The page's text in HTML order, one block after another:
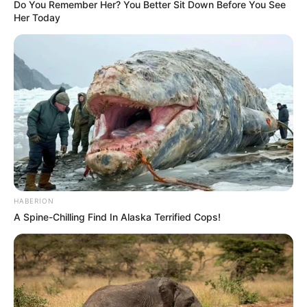
ΙΝΔΟΝΗΣΙΑ, ΘΑ ΓΙΝΕΙ ΜΕΓΑΛΟΣ ΣΕΙΣΜΟΣ. ΣΤΗΝ ΑΦΡΙΚΗ.
ΘΑ ΕΧΟΥΜΕ ΓΕΓΟΝΟΤΑ. ΣΠΑΕΙ ΤΟ ΦΡΑΓΜΑ ΣΤΗΝ
Do You Remember Her? You Better Sit Down Before You See
Her Today
HABERION
A Spine-Chilling Find In Alaska Terrified Cops!